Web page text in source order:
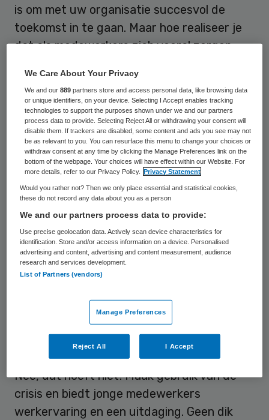
is om met uw organisatie succesvol de
toekomst in te gaan. Maar hoe realiseer je
dat als medewerkers zich vooral zorgen
hoofd staat niet naar het bedenken hoe het
anders en beter kan.
Een frisse wind, in de vorm van het
aannemen van jonge getalenteerde
mensen, is een laagdrempelige en goedkope
oplossing. Er is namelijk een grote groep
jonge, net afgestudeerde, getalenteerde
mensen beschikbaar voor de arbeidsmarkt.
Deze frisse wind is direct beschikbaar en u
kunt er ook tijdelijk gebruik van maken. Hoe
krijgt u deze getalenteerde mensen
Komen ze wel af op die klus van twee
maanden? Moet u ze niet iets beloven voor
de middellange termijn?
Nee, dat hoeft niet! Maak gebruik van de
crisis en biedt jonge medewerkers
werkervaring en een uitdaging. Geen dik
We Care About Your Privacy
We and our889 partners store and access personal data, like browsing data
or unique identifiers, on your device. Selecting I Accept enables tracking
technologies to support the purposes shown under we and our partners
process data to provide. Selecting Reject All or withdrawing your consent will
disable them. If trackers are disabled, some content and ads you see may not
be as relevant to you. You can resurface this menu to change your choices or
withdraw consent at any time by clicking the Manage Preferences link on the
bottom of the webpage. Your choices will have effect within our Website. For
more details, refer to our Privacy Policy.
Privacy Statement
Would you rather not? Then we only place essential and statistical cookies,
these do not record any data about you as a person
We and our partners process data to provide:
Use precise geolocation data. Actively scan device characteristics for
identification. Store and/or access information on a device. Personalised
advertising and content, advertising and content measurement, audience
research and services development.
List of Partners (vendors)
Manage Preferences
Reject All I Accept